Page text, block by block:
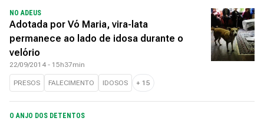
NO ADEUS
Adotada por Vó Maria, vira-lata
permanece ao lado de idosa durante o
velório
22/09/2014 - 15h37min
PRESOS FALECIMENTO IDOSOS + 15
O ANJO DOS DETENTOS